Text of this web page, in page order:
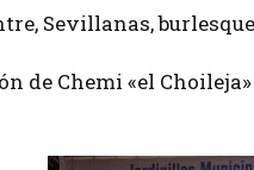
Sevillanas,
de Chemi «el Choileja»